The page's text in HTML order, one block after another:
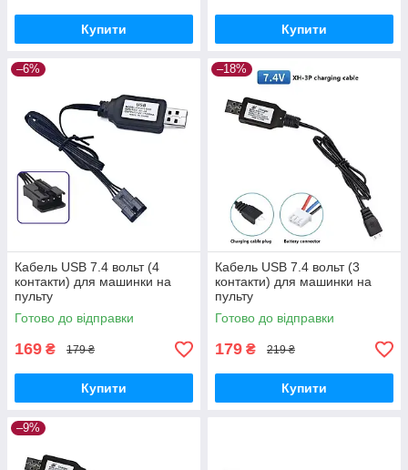
Купити Купити
–6%
Кабель USB 7.4 вольт (4
контакти) для машинки на
пульту
Готово до відправки
169 ₴ 179 ₴
Купити
–18%
Кабель USB 7.4 вольт (3
контакти) для машинки на
пульту
Готово до відправки
179 ₴ 219 ₴
Купити
–9%